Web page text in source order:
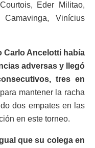
Eder Militao,
Vinícius
Carlo Ancelotti había
adversas y llegó
tres en
mantener la racha
dos empates en las
en este torneo.
que su colega en